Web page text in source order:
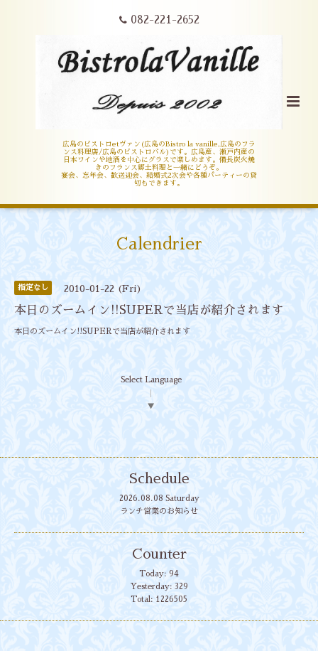
082-221-2652
広島のビストロetヴァン(広島のBistro la vanille,広島のフラ
ンス料理店/広島のビストロバル)です。広島産、瀬戸内産の
日本ワインや地酒を中心にグラスで楽しめます。備長炭火焼
きのフランス郷土料理と一緒にどうぞ。
宴会、忘年会、歓送迎会、結婚式2次会や各種パーティーの貸
切もできます。
Calendrier
指定なし 2010-01-22 (Fri)
本日のズームイン!!SUPERで当店が紹介されます
本日のズームイン!!SUPERで当店が紹介されます
Select Language
▼
Schedule
2026.08.08 Saturday
ランチ営業のお知らせ
Counter
Today: 94
Yesterday: 329
Total: 1226505